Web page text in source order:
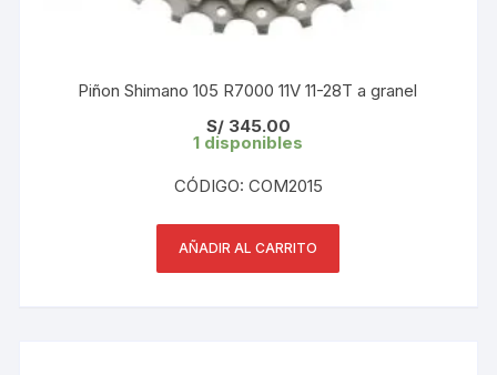
Piñon Shimano 105 R7000 11V 11-28T a granel
S/345.00
1 disponibles
CÓDIGO: COM2015
AÑADIR AL CARRITO